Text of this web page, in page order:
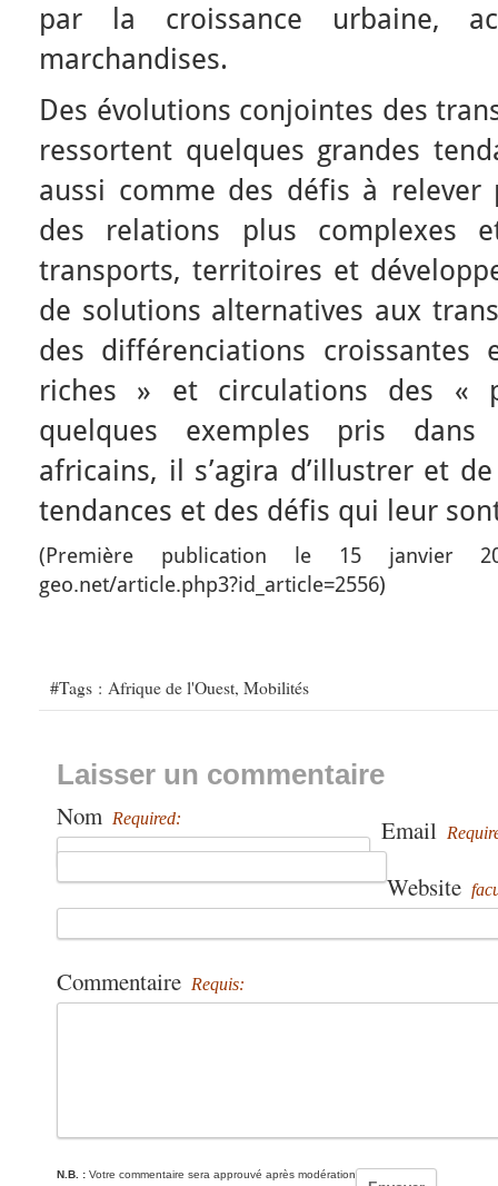
par la croissance urbaine,
marchandises.
Des évolutions conjointes des
ressortent quelques grandes
aussi comme des défis à
des relations plus complexes
transports, territoires et
de solutions alternatives aux
des différenciations croissantes
riches » et circulations des «
quelques exemples pris
africains, il s’agira d’illustrer et
tendances et des défis qui leur
(Première publication le 15 janvier
geo.net/article.php3?id_article=2556)
#Tags : Afrique de l'Ouest, Mobilités
Laisser un commentaire
Nom Required: Email
Website
Commentaire Requis:
N.B. : Votre commentaire sera approuvé après modération